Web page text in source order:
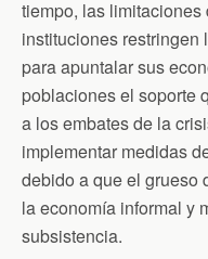
tiempo, las
instituciones
para apuntalar sus
poblaciones el soporte
a los embates de la
implementar medidas
debido a que el grueso
la economía informal y
subsistencia.